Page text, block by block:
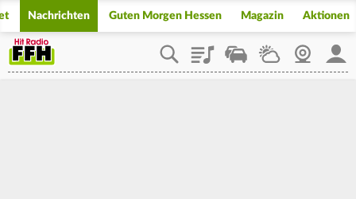
Nachrichten Guten Morgen Hessen Magazin Aktionen
PlaylistStaupilotWetterWebcam